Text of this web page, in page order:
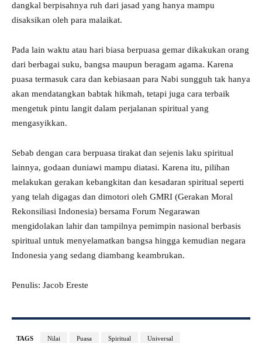
dangkal berpisahnya ruh dari jasad yang hanya mampu
disaksikan oleh para malaikat.
Pada lain waktu atau hari biasa berpuasa gemar dikakukan orang
dari berbagai suku, bangsa maupun beragam agama. Karena
puasa termasuk cara dan kebiasaan para Nabi sungguh tak hanya
akan mendatangkan babtak hikmah, tetapi juga cara terbaik
mengetuk pintu langit dalam perjalanan spiritual yang
mengasyikkan.
Sebab dengan cara berpuasa tirakat dan sejenis laku spiritual
lainnya, godaan duniawi mampu diatasi. Karena itu, pilihan
melakukan gerakan kebangkitan dan kesadaran spiritual seperti
yang telah digagas dan dimotori oleh GMRI (Gerakan Moral
Rekonsiliasi Indonesia) bersama Forum Negarawan
mengidolakan lahir dan tampilnya pemimpin nasional berbasis
spiritual untuk menyelamatkan bangsa hingga kemudian negara
Indonesia yang sedang diambang keambrukan.
Penulis: Jacob Ereste
TAGS Nilai Puasa Spiritual Universal